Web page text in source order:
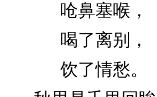
呛鼻塞喉，
喝了离别，
饮了情愁。